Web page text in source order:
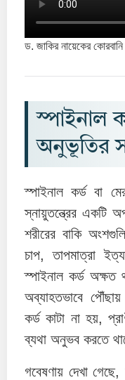
ড. জাকির নায়েকের
স্পাইনাল
অনুভূতির
স্পাইনাল কর্ড বা
স্নায়ুতন্ত্রের একটি
শরীরের বাকি
চাপ, তাপমাত্রা
স্পাইনাল কর্ড অক্ষত
অব্যাহতভাবে
কর্ড কাটা না হয়,
ব্যথা অনুভব করতে
গবেষণায় দেখা